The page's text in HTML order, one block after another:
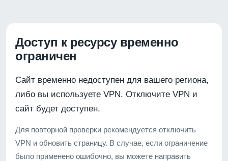
Доступ к ресурсу временно
ограничен
Сайт временно недоступен для вашего региона,
либо вы используете VPN. Отключите VPN и
сайт будет доступен.
Для повторной проверки рекомендуется отключить
VPN и обновить страницу. В случае, если ограничение
было применено ошибочно, вы можете направить